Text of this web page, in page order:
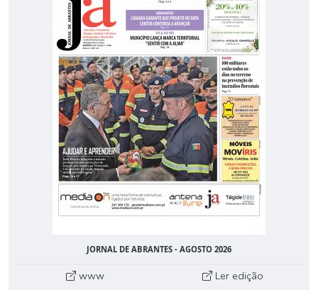
JORNAL DE ABRANTES - AGOSTO 2026
www Ler edição